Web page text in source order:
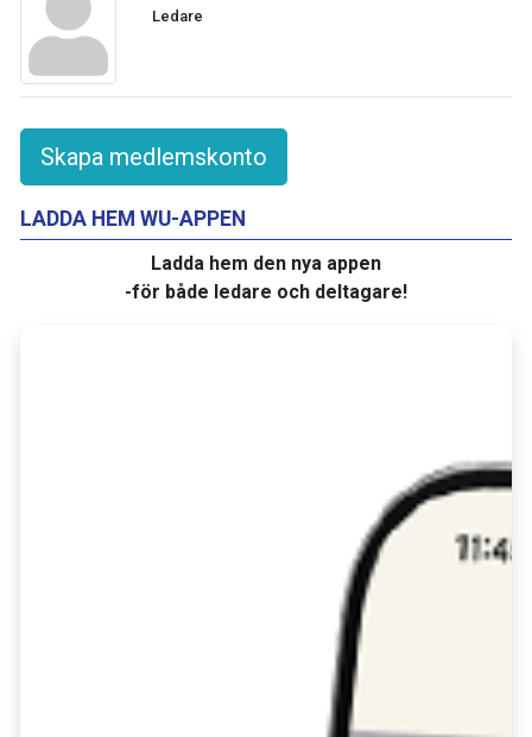
Ledare
Skapa medlemskonto
LADDA HEM WU-APPEN
Ladda hem den nya appen
-för både ledare och deltagare!